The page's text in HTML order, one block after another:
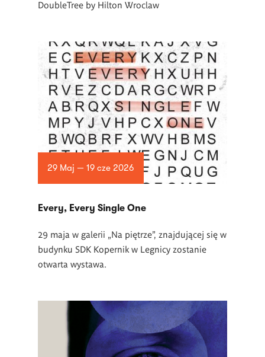
DoubleTree by Hilton Wroclaw
29 Maj — 19 cze 2026
Every, Every Single One
29 maja w galerii „Na piętrze”, znajdującej się w
budynku SDK Kopernik w Legnicy zostanie
otwarta wystawa.